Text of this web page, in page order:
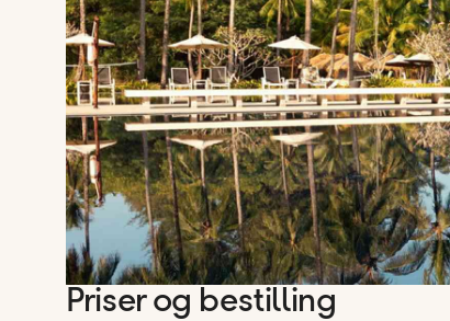
Priser og bestilling